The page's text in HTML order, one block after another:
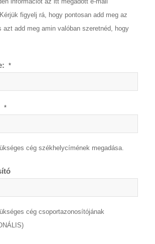
figyelj rá, hogy pontosan add meg az
azt add meg amin valóban szeretnéd, hogy
*
*
cég székhelycímének megadása.
cég csoportazonosítójának